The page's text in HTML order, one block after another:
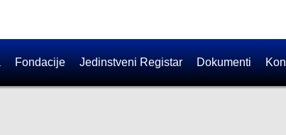
Fondacije Jedinstveni Registar Dokumenti